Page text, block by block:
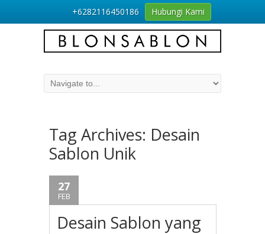
Tag Archives: Desain
Sablon Unik
27
FEB
Desain Sablon yang
+6282116450186 Hubungi Kami